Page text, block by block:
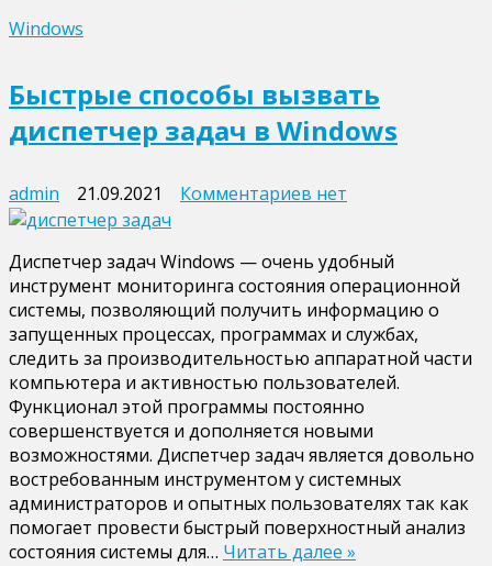
Windows
Быстрые способы вызвать
диспетчер задач в Windows
admin 21.09.2021 Комментариев к
способы
вызвать
диспетчер
задач
в
Windows
нет
Диспетчер задач Windows — очень удобный
инструмент мониторинга состояния операционной
системы, позволяющий получить информацию о
запущенных процессах, программах и службах,
следить за производительностью аппаратной части
компьютера и активностью пользователей.
Функционал этой программы постоянно
совершенствуется и дополняется новыми
возможностями. Диспетчер задач является довольно
востребованным инструментом у системных
администраторов и опытных пользователях так как
помогает провести быстрый поверхностный анализ
состояния системы для… Читать далее »